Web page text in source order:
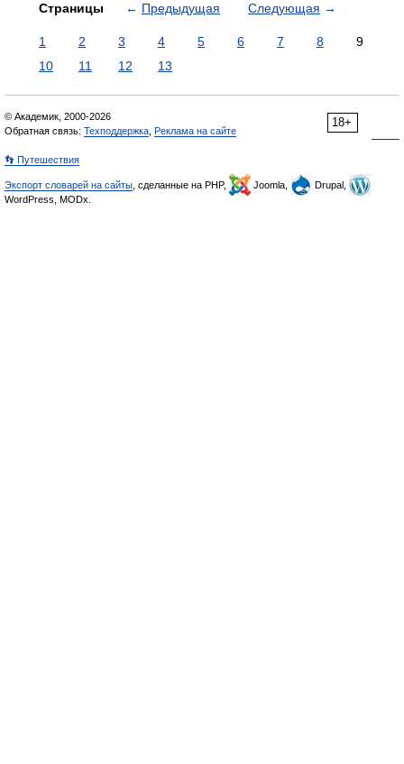
Страницы ← Предыдущая Следующая →
1 2 3 4 5 6 7 8
9
10
11 12 13
18+
© Академик, 2000-2026
Обратная связь: Техподдержка Реклама на сайте
👣 Путешествия
Экспорт словарей на сайты , сделанные на PHP, Joomla,
Drupal,
WordPress, MODx.